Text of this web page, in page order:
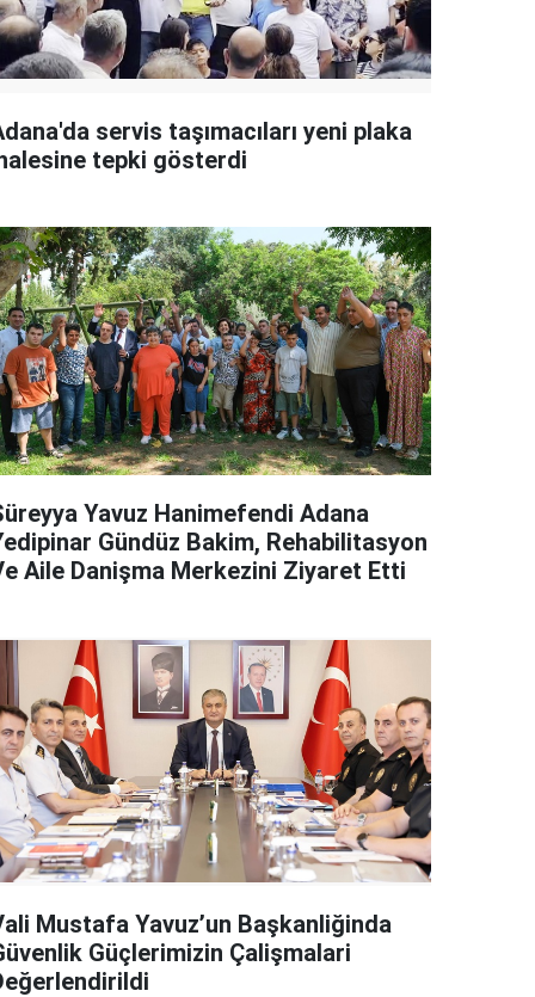
servis taşımacıları yeni plaka
tepki gösterdi
Yavuz Hanimefendi Adana
Gündüz Bakim, Rehabilitasyon
Aile Danişma Merkezini Ziyaret Etti
Mustafa Yavuz’un Başkanliğinda
Güçlerimizin Çalişmalari